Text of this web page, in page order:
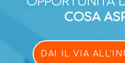
COSA
DAI IL VIA